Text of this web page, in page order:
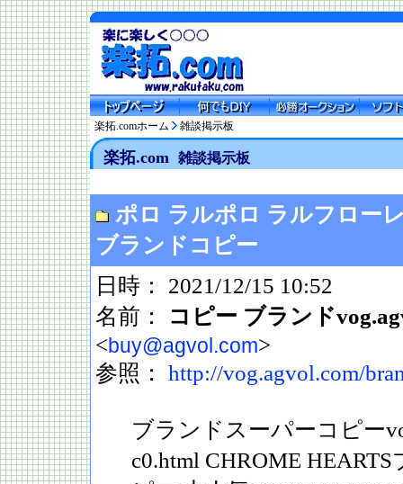
楽拓.comホーム 雑談掲示板
楽拓.com 雑談掲示板
ポロ ラルポロ ラルフロー
ブランドコピー
日時： 2021/12/15 10:52
名前：
コピー ブランド
<buy@agvol.com>
参照： http://vog.agvol.com/
ブランドスーパーコピー
c0.html CHROME